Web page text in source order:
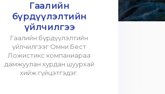
Гаалийн
бүрдүүлэлтийн
үйлчилгээ
Гаалийн бүрдүүлэлтийн
үйлчилгээг Омни Бест
Ложистикс компаниараа
дамжуулан хурдан шуурхай
хийж гүйцэтгэдэг.